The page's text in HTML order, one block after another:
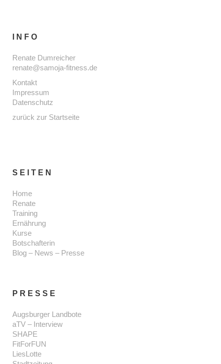
INFO
Renate Dumreicher
renate@samoja-fitness.de
Kontakt
Impressum
Datenschutz
zurück zur Startseite
SEITEN
Home
Renate
Training
Ernährung
Kurse
Botschafterin
Blog – News – Presse
PRESSE
Augsburger Landbote
aTV – Interview
SHAPE
FitForFUN
LiesLotte